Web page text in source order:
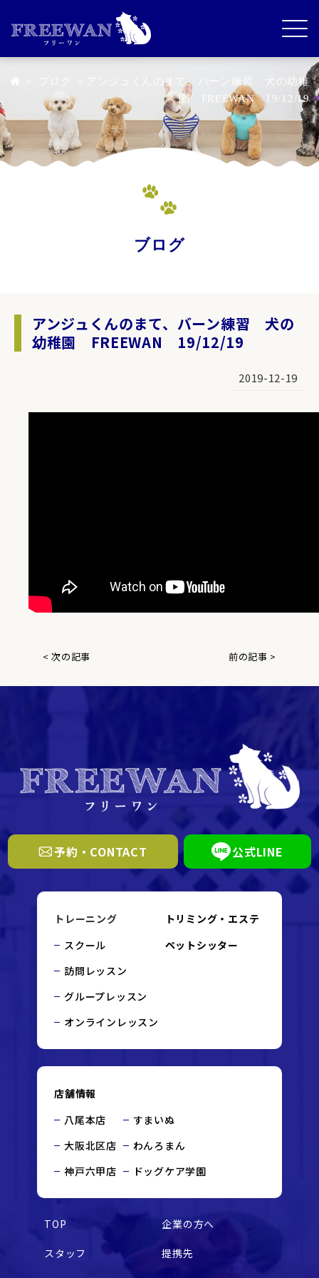
＞アンジュくんのまて、バーン練習 犬の幼稚
園 FREEWAN 19/12/19
ブログ
アンジュくんのまて、バーン練習 犬の
幼稚園 FREEWAN 19/12/19
2019-12-19
< 次の記事 前の記事 >
予約・CONTACT 公式LINE
トレーニング
スクール
訪問レッスン
グループレッスン
オンラインレッスン
トリミング・エステ
ペットシッター
店舗情報
八尾本店
大阪北区店
神戸六甲店
すまいぬ
わんろまん
ドッグケア学園
TOP 企業の方へ
スタッフ 提携先